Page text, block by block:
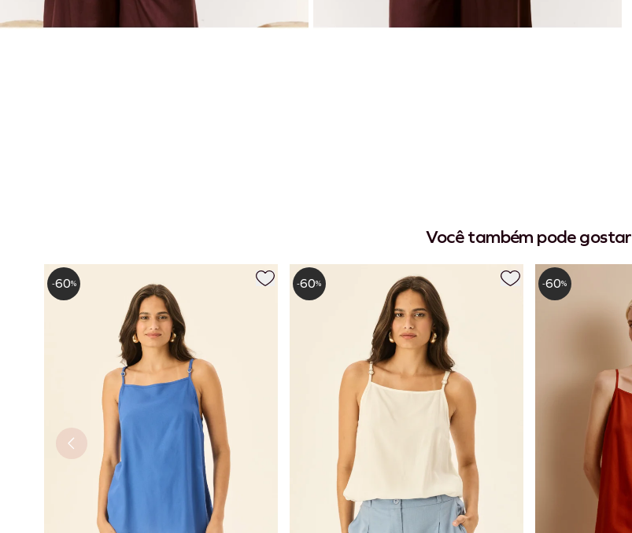
Você também pode gostar
-60% -60% -60%